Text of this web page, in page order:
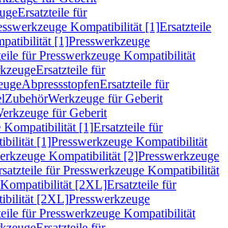
Ersatzteile für
Kompatibilität [1]Ersatzteile
[1]Presswerkzeuge
für Presswerkzeuge Kompatibilität
Ersatzteile für
AbpressstopfenErsatzteile für
ZubehörWerkzeuge für Geberit
für Geberit
Kompatibilität [1]Ersatzteile für
[1]Presswerkzeuge Kompatibilität
Kompatibilität [2]Presswerkzeuge
für Presswerkzeuge Kompatibilität
Kompatibilität [2XL]Ersatzteile für
[2XL]Presswerkzeuge
für Presswerkzeuge Kompatibilität